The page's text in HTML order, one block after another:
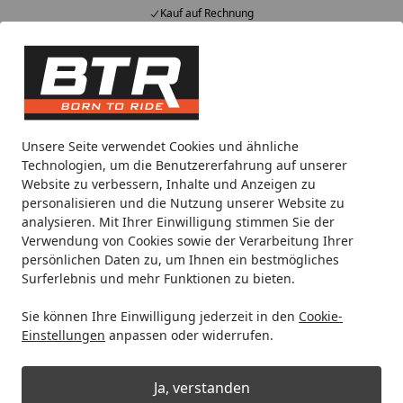
Unsere Seite verwendet Cookies und ähnliche
Technologien, um die Benutzererfahrung auf unserer
Website zu verbessern, Inhalte und Anzeigen zu
personalisieren und die Nutzung unserer Website zu
analysieren. Mit Ihrer Einwilligung stimmen Sie der
Verwendung von Cookies sowie der Verarbeitung Ihrer
persönlichen Daten zu, um Ihnen ein bestmögliches
Surferlebnis und mehr Funktionen zu bieten.
Sie können Ihre Einwilligung jederzeit in den Cookie-
Einstellungen anpassen oder widerrufen.
Ja, verstanden
Kauf auf Rechnung
Alle Produkte
Mein Konto
Suchen
Noch 2 Tage und 3 Stunden
Spare bis zu 35% auf EVOLIFT® Zentralständer
von BTR!
Startseite
Brembo
Brembo
höchste Qualität und echte Leidenschaft für
Performance. Egal ob auf der Straße, im Gelände, beim
Custom-Bike oder auf der Rennstrecke –Brembo
entwickelt Bremslösungen, die Motorräder sicherer,